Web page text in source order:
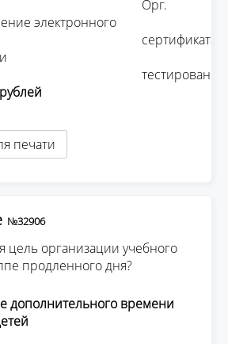
электронного
печати
№32906
цель организации учебного
продленного дня?
дополнительного времени